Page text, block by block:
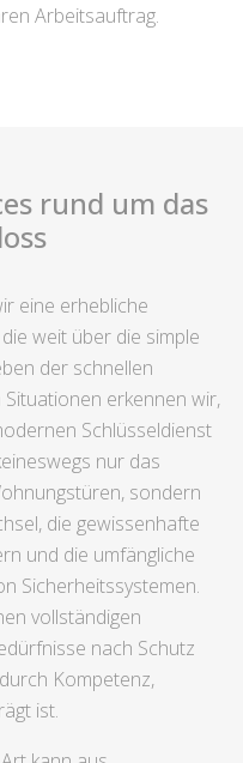
Arbeitsauftrag.
rund um das
eine erhebliche
weit über die simple
der schnellen
erkennen wir,
Schlüsseldienst
nur das
sondern
die gewissenhafte
und die umfängliche
Sicherheitssystemen.
vollständigen
nach Schutz
Kompetenz,
ist.